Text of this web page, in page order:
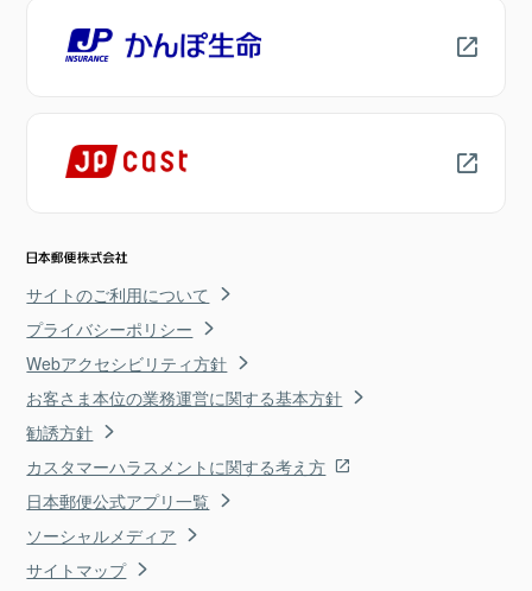
サイトのご利用について
プライバシーポリシー
Webアクセシビリティ方針
お客さま本位の業務運営に関する基本方針
勧誘方針
カスタマーハラスメントに関する考え方
日本郵便公式アプリ一覧
ソーシャルメディア
サイトマップ